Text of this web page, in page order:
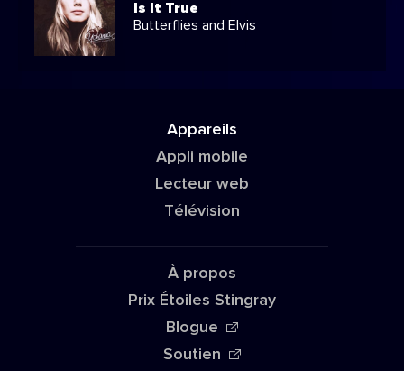
Is It True
Butterflies and Elvis
Appareils
Appli mobile
Lecteur web
Télévision
À propos
Prix Étoiles Stingray
Blogue
Soutien